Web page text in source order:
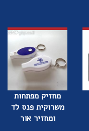
מחזיק מפתחות
משרוקית פנס לד
ומחזיר אור